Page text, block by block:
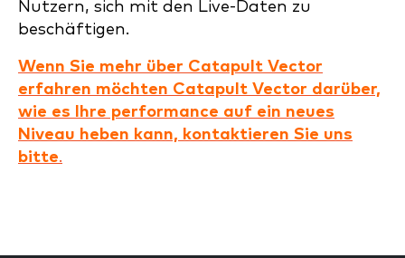
Nutzern, sich mit den Live-Daten zu
beschäftigen.
Wenn Sie mehr über Catapult Vector
erfahren möchten Catapult Vector darüber,
wie es Ihre performance auf ein neues
Niveau heben kann, kontaktieren Sie uns
bitte.